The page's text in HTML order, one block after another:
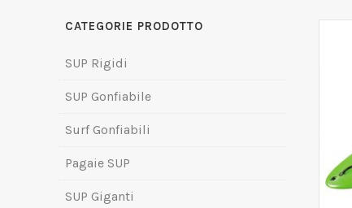
CATEGORIE PRODOTTO
SUP Rigidi
SUP Gonfiabile
Surf Gonfiabili
Pagaie SUP
SUP Giganti